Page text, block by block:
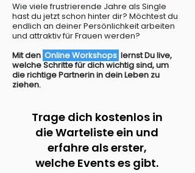
Wie viele frustrierende Jahre als Single
hast du jetzt schon hinter dir? Möchtest du
endlich an deiner Persönlichkeit arbeiten
und attraktiv für Frauen werden?
Mit den Online Workshops lernst Du live,
welche Schritte für dich wichtig sind, um
die richtige Partnerin in dein Leben zu
ziehen.
Trage dich kostenlos in
die Warteliste ein und
erfahre als erster,
welche Events es gibt.